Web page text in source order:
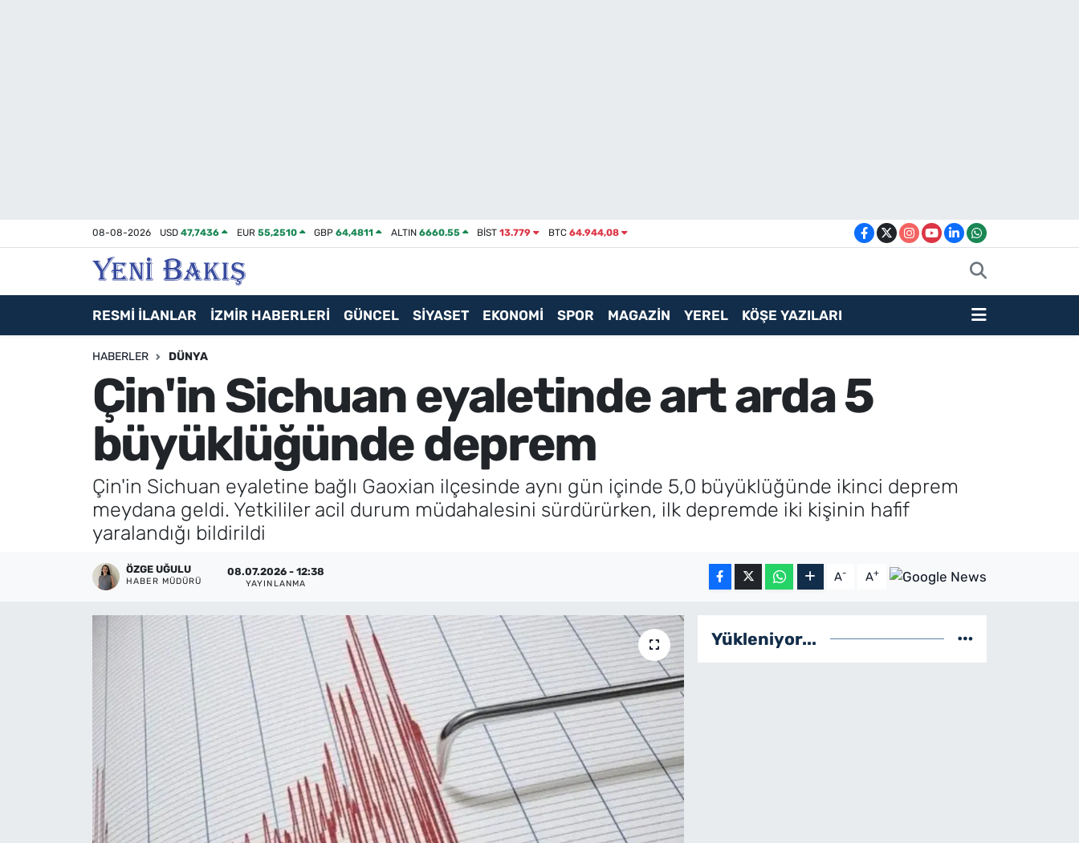
08-08-2026 USD47,7436 EUR 55,2510 GBP64,4811 ALTIN 6660.55 BİST13.779 BTC 64.944,08
RESMİ İLANLAR İZMİR HABERLERİ GÜNCEL SİYASET EKONOMİ SPOR MAGAZİN YEREL KÖŞE YAZILARI
HABERLER DÜNYA
Çin'in Sichuan eyaletinde art arda 5
büyüklüğünde deprem
Çin'in Sichuan eyaletine bağlı Gaoxian ilçesinde aynı gün içinde 5,0 büyüklüğünde ikinci deprem
meydana geldi. Yetkililer acil durum müdahalesini sürdürürken, ilk depremde iki kişinin hafif
yaralandığı bildirildi
ÖZGE UĞULU
HABER MÜDÜRÜ
08.07.2026 - 12:38
YAYINLANMA A- A+
Yükleniyor...
Asayiş / Polis-Adliye
Magazin
İletişim